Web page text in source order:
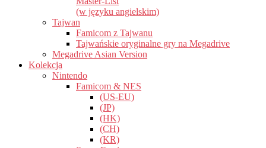
(w języku angielskim)
Tajwan
Famicom z Tajwanu
Tajwańskie oryginalne gry na Megadrive
Megadrive Asian Version
Kolekcja
Nintendo
Famicom & NES
(US-EU)
(JP)
(HK)
(CH)
(KR)